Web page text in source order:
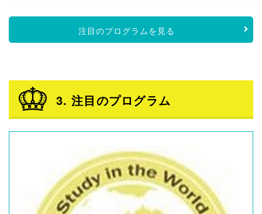
注目のプログラムを見る
3. 注目のプログラム